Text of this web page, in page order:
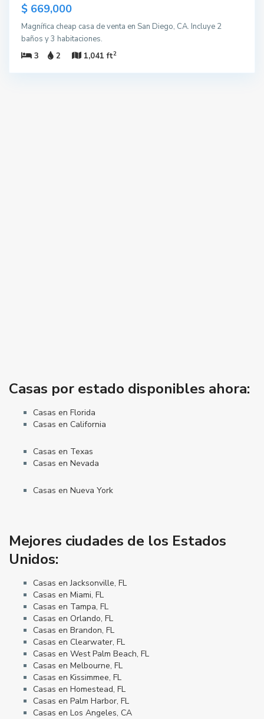
$ 669,000
Magnífica cheap casa de venta en San Diego, CA. Incluye 2
baños y 3 habitaciones.
3
2 1,041 ft2
Casas por estado disponibles ahora:
Casas en Florida
Casas en California
Casas en Texas
Casas en Nevada
Casas en Nueva York
Mejores ciudades de los Estados
Unidos:
Casas en Jacksonville, FL
Casas en Miami, FL
Casas en Tampa, FL
Casas en Orlando, FL
Casas en Brandon, FL
Casas en Clearwater, FL
Casas en West Palm Beach, FL
Casas en Melbourne, FL
Casas en Kissimmee, FL
Casas en Homestead, FL
Casas en Palm Harbor, FL
Casas en Los Angeles, CA